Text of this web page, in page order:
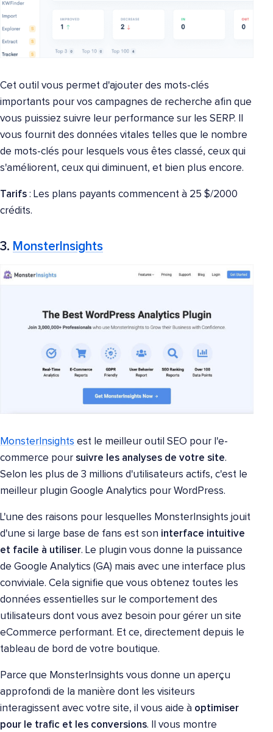
Cet outil vous permet d'ajouter des mots-clés
importants pour vos campagnes de recherche afin que
vous puissiez suivre leur performance sur les SERP. Il
vous fournit des données vitales telles que le nombre
de mots-clés pour lesquels vous êtes classé, ceux qui
s'améliorent, ceux qui diminuent, et bien plus encore.
Tarifs : Les plans payants commencent à 25 $/2000
crédits.
3. MonsterInsights
MonsterInsights est le meilleur outil SEO pour l'e-
commerce pour suivre les analyses de votre site.
Selon les plus de 3 millions d'utilisateurs actifs, c'est le
meilleur plugin Google Analytics pour WordPress.
L'une des raisons pour lesquelles MonsterInsights jouit
d'une si large base de fans est son interface intuitive
et facile à utiliser. Le plugin vous donne la puissance
de Google Analytics (GA) mais avec une interface plus
conviviale. Cela signifie que vous obtenez toutes les
données essentielles sur le comportement des
utilisateurs dont vous avez besoin pour gérer un site
eCommerce performant. Et ce, directement depuis le
tableau de bord de votre boutique.
Parce que MonsterInsights vous donne un aperçu
approfondi de la manière dont les visiteurs
interagissent avec votre site, il vous aide à optimiser
pour le trafic et les conversions. Il vous montre